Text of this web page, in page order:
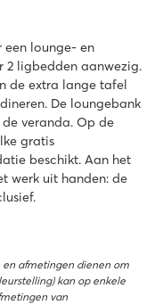
een lounge- en
2 ligbedden aanwezig.
de extra lange tafel
De loungebank
veranda. Op de
gratis
beschikt. Aan het
werk uit handen: de
en afmetingen dienen om
kan op enkele
van